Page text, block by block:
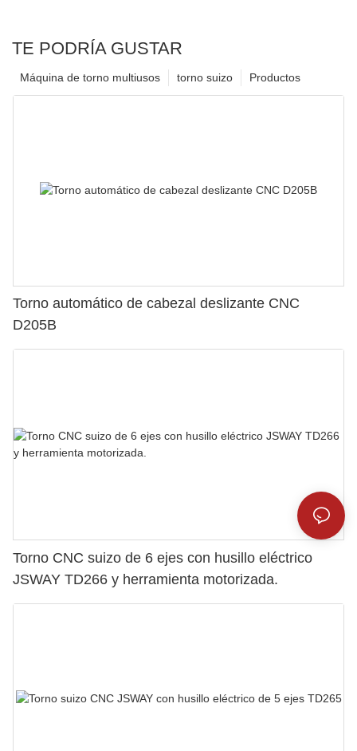
TE PODRÍA GUSTAR
Productos
torno suizo
Máquina de torno multiusos
Torno automático de cabezal deslizante CNC
D205B
Torno CNC suizo de 6 ejes con husillo eléctrico
JSWAY TD266 y herramienta motorizada.